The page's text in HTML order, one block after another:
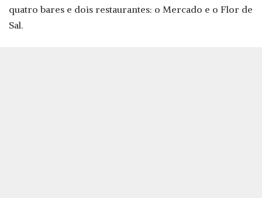
quatro bares e dois restaurantes: o Mercado e o Flor de
Sal.